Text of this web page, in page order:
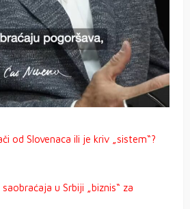
od Slovenaca ili je kriv „sistem“?
u Srbiji „biznis“ za